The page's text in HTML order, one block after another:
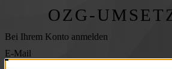
OZG-
Bei Ihrem Konto anmelden
E-Mail